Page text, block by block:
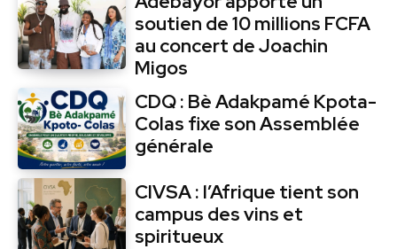
soutien de 10 millions FCFA
au concert de Joachin
Migos
CDQ : Bè Adakpamé Kpota-
Colas fixe son Assemblée
générale
CIVSA : l’Afrique tient son
campus des vins et
spiritueux